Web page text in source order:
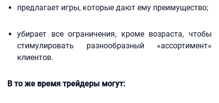
предлагает игры, которые дают ему преимущество;
убирает все ограничения, кроме возраста, чтобы
стимулировать разнообразный «ассортимент»
клиентов.
В то же время трейдеры могут: